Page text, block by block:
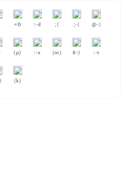
=D :-d ;( ;-( @-)
(p) :-s (m) 8-) :-t
(k)